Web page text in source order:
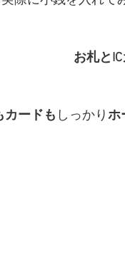
お札と
カードも しっかりホ